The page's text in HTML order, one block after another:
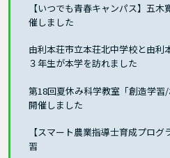
【いつでも青春キャンパス】五
催しました
由利本荘市立本荘北中学校と由利
３年生が本学を訪れました
第18回夏休み科学教室「創造学習
開催しました
【スマート農業指導士育成プロ
習